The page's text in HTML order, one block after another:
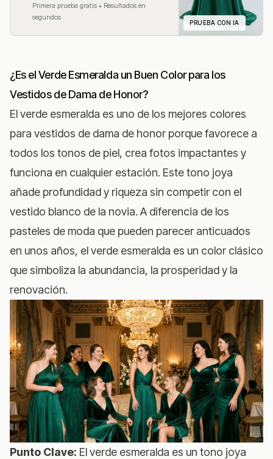
Primera prueba gratis • Resultados en
segundos
PRUEBA CON IA
¿Es el Verde Esmeralda un Buen Color para los
Vestidos de Dama de Honor?
El verde esmeralda es uno de los mejores colores
para vestidos de dama de honor porque favorece a
todos los tonos de piel, crea fotos impactantes y
funciona en cualquier estación. Este tono joya
añade profundidad y riqueza sin competir con el
vestido blanco de la novia. A diferencia de los
pasteles de moda que pueden parecer anticuados
en unos años, el verde esmeralda es un color clásico
que simboliza la abundancia, la prosperidad y la
renovación.
Punto Clave: El verde esmeralda es un tono joya